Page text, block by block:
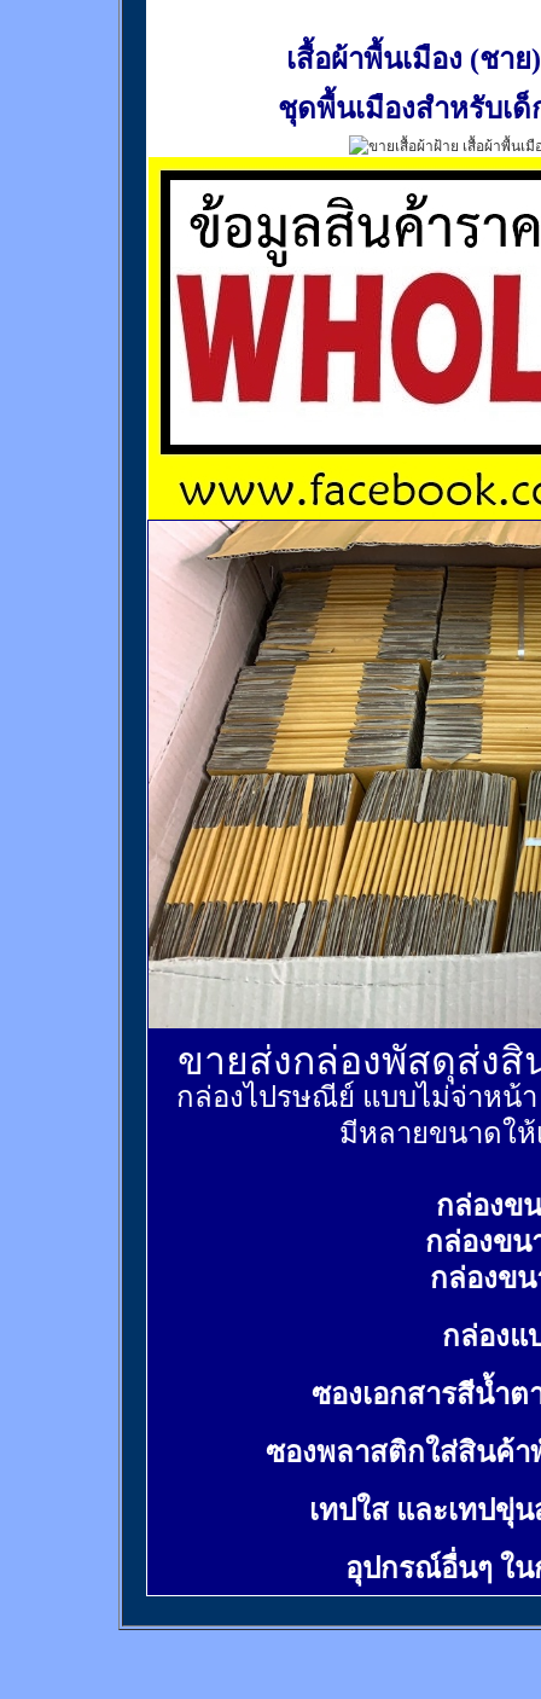
เสื้อผ้าพื้นเมือง (ชาย)
ชุดพื้นเมืองสำหรับเด็
ขายส่งกล่องพัสดุส่ง
กล่องไปรษณีย์ แบบไม่จ่าหน้
มีหลายขนาดให้
กล่องข
กล่องขน
กล่องข
กล่องแ
ซองเอกสารสีน้ำต
ซองพลาสติกใส่สินค้า
เทปใส และเทปขุ่
อุปกรณ์อื่นๆ ใ